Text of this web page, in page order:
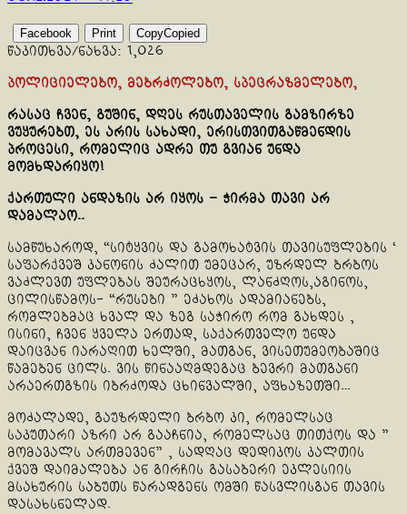
Facebook Print CopyCopied
წაკითხვა/ნახვა: 1,026
პოლიციელებო, მებრძოლებო, სპეცრაზმელებო,
რასაც ჩვენ, გუშინ, დღეს რუსთაველის გამზირზე
ვუყურებთ, ეს არის სახადი, ერისთვითგაწმენდის
პროცესი, რომელიც ადრე თუ გვიან უნდა
მომხდარიყო!
ქართული ანდაზის არ იყოს – ჭირმა თავი არ
დამალაო..
სამწუხაროდ, “სიტყვის და გამოხატვის თავისუფლების ‘
საფარქვეშ კანონის ძალით უმეცარ, უზრდელ ბრბოს
ვაძლევთ უფლებას შეურაცხყოს, ლანძღოს,აგინოს,
ცილისწამოს- “რუსები ” ეძახოს ადამიანებს,
რომლებმაც ხვალ და ზეგ საჭირო რომ გახდეს ,
ისინი, ჩვენ ყველა ერთად, საქართველო უნდა
დაიცვან იარაღით ხელში, მათგან, ვისეთუმეობაშიც
წამებენ ცილს. ვის წინააღმდეგაც ბევრი მათგანი
არაერთგზის იბრძოდა ცხინვალში, აფხაზეთში…
მოძალადე, გაუზრდელი ბრბო კი, რომელსაც
საკუთარი აზრი არ გააჩნია, რომელსაც თითქოს და ”
მომავალს ართმევენ” , სადღაც დედიკოს კალთის
ქვეშ დაიმალება ან გირჩის გასაბერი ეკლესიის
მსახურის საბუთს წარადგენს ომში წასვლისგან თავის
დასახსნელად.